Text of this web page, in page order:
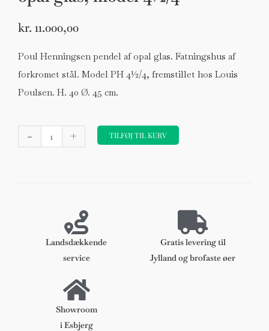
kr. 11.000,00
Poul Henningsen pendel af opal glas. Fatningshus af
forkromet stål. Model PH 4½/4, fremstillet hos Louis
Poulsen. H. 40 Ø. 45 cm.
-
Henningsen
pendel
+ TILFØJ TIL KURV
Landsdækkende
service
Gratis levering til
Jylland og brofaste øer
Showroom
i Esbjerg